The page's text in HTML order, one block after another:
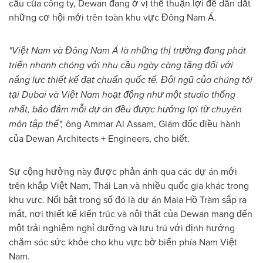
cầu của công ty, Dewan đang ở vị thế thuận lợi để dẫn dắt
những cơ hội mới trên toàn khu vực Đông Nam Á.
"Việt Nam và Đông Nam Á là những thị trường đang phát
triển nhanh chóng với nhu cầu ngày càng tăng đối với
năng lực thiết kế đạt chuẩn quốc tế. Đội ngũ của chúng tôi
tại Dubai và Việt Nam hoạt động như một studio thống
nhất, bảo đảm mỗi dự án đều được hưởng lợi từ chuyên
môn tập thể", ông Ammar Al Assam, Giám đốc điều hành
của Dewan Architects + Engineers, cho biết.
Sự cộng hưởng này được phản ánh qua các dự án mới
trên khắp Việt Nam, Thái Lan và nhiều quốc gia khác trong
khu vực. Nổi bật trong số đó là dự án Maia Hồ Tràm sắp ra
mắt, nơi thiết kế kiến trúc và nội thất của Dewan mang đến
một trải nghiệm nghỉ dưỡng và lưu trú với định hướng
chăm sóc sức khỏe cho khu vực bờ biển phía Nam Việt
Nam.